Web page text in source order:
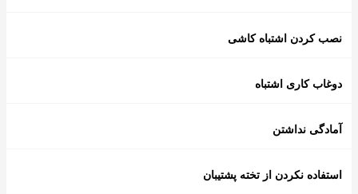
نصب کردن اشتباه کاشی
دوغاب کاری اشتباه
آمادگی نداشتن
استفاده نکردن از تخته پشتیبان